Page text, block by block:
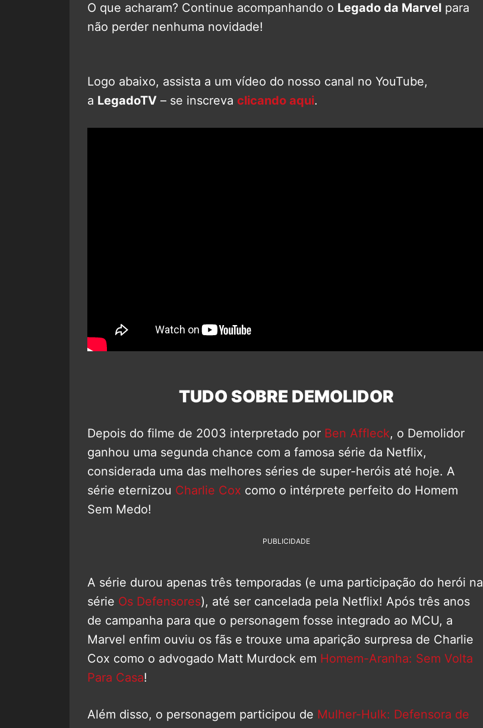
O que acharam? Continue acompanhando o Legado da Marvel para
não perder nenhuma novidade!
Logo abaixo, assista a um vídeo do nosso canal no YouTube,
a LegadoTV – se inscreva clicando aqui.
TUDO SOBRE DEMOLIDOR
Depois do filme de 2003 interpretado por Ben Affleck, o Demolidor
ganhou uma segunda chance com a famosa série da Netflix,
considerada uma das melhores séries de super-heróis até hoje. A
série eternizou Charlie Cox como o intérprete perfeito do Homem
Sem Medo!
PUBLICIDADE
A série durou apenas três temporadas (e uma participação do herói na
série Os Defensores), até ser cancelada pela Netflix! Após três anos
de campanha para que o personagem fosse integrado ao MCU, a
Marvel enfim ouviu os fãs e trouxe uma aparição surpresa de Charlie
Cox como o advogado Matt Murdock em Homem-Aranha: Sem Volta
Para Casa!
Além disso, o personagem participou de Mulher-Hulk: Defensora de